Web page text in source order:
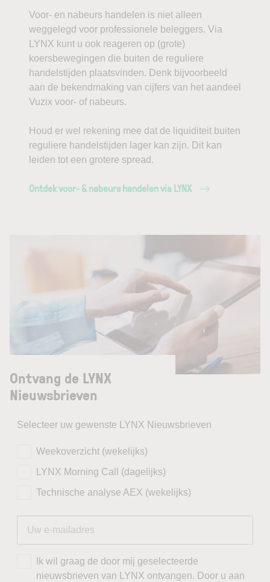
Voor- en nabeurs handelen is niet alleen
weggelegd voor professionele beleggers. Via
LYNX kunt u ook reageren op (grote)
koersbewegingen die buiten de reguliere
handelstijden plaatsvinden. Denk bijvoorbeeld
aan de bekendmaking van cijfers van het aandeel
Vuzix voor- of nabeurs.
Houd er wel rekening mee dat de liquiditeit buiten
reguliere handelstijden lager kan zijn. Dit kan
leiden tot een grotere spread.
Ontdek voor- & nabeurs handelen via LYNX
Ontvang de LYNX
Nieuwsbrieven
Selecteer uw gewenste LYNX Nieuwsbrieven
Weekoverzicht (wekelijks)
LYNX Morning Call (dagelijks)
Technische analyse AEX (wekelijks)
Ik wil graag de door mij geselecteerde
nieuwsbrieven van LYNX ontvangen. Door u aan